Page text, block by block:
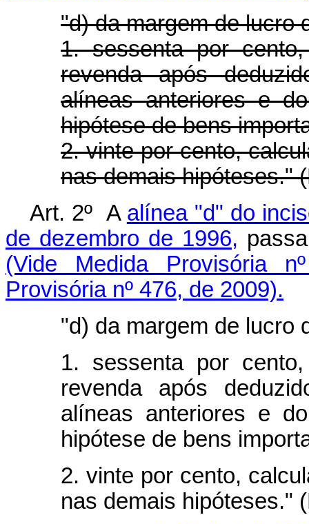
"d) da margem de lucro
1. sessenta por
revenda após
alíneas anteriores e
hipótese de bens
2. vinte por cento,
nas demais hipóteses."
Art. 2º A alínea "d" do
de dezembro de 1996,
(Vide Medida Provisória
Provisória nº 476, de 2009).
"d) da margem de lucro
1. sessenta por
revenda após
alíneas anteriores e
hipótese de bens
2. vinte por cento,
nas demais hipóteses."